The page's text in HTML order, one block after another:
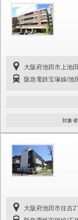
大阪府池田市上池
阪急電鉄宝塚線/池
対象
大阪府池田市住吉2